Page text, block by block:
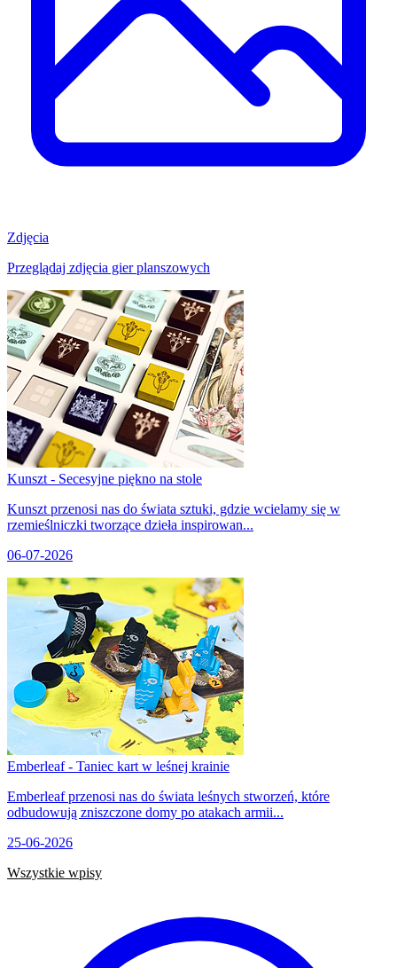
Zdjęcia
Przeglądaj zdjęcia gier planszowych
Kunszt - Secesyjne piękno na stole
Kunszt przenosi nas do świata sztuki, gdzie wcielamy się w
rzemieślniczki tworzące dzieła inspirowan...
06-07-2026
Emberleaf - Taniec kart w leśnej krainie
Emberleaf przenosi nas do świata leśnych stworzeń, które
odbudowują zniszczone domy po atakach armii...
25-06-2026
Wszystkie wpisy